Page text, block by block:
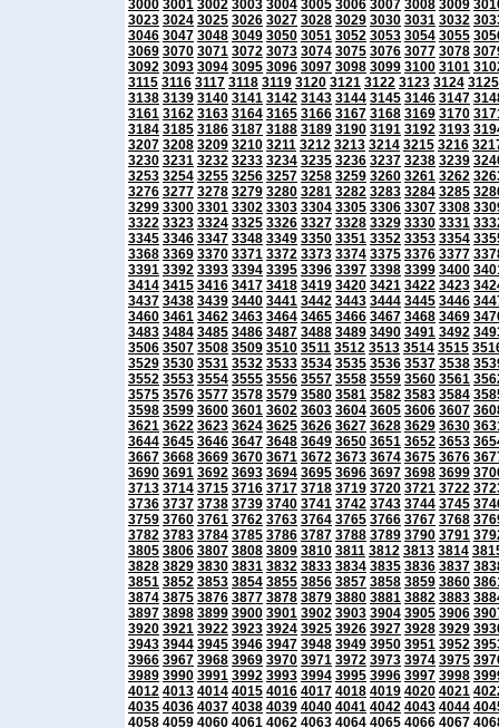
3000 3001 3002 3003 3004 3005 3006 3007 3008 3009
3023 3024 3025 3026 3027 3028 3029 3030 3031 3032
3046 3047 3048 3049 3050 3051 3052 3053 3054 3055
3069 3070 3071 3072 3073 3074 3075 3076 3077 3078
3092 3093 3094 3095 3096 3097 3098 3099 3100 3101
3115 3116 3117 3118 3119 3120 3121 3122 3123 3124 3125
3138 3139 3140 3141 3142 3143 3144 3145 3146 3147
3161 3162 3163 3164 3165 3166 3167 3168 3169 3170
3184 3185 3186 3187 3188 3189 3190 3191 3192 3193
3207 3208 3209 3210 3211 3212 3213 3214 3215 3216
3230 3231 3232 3233 3234 3235 3236 3237 3238 3239
3253 3254 3255 3256 3257 3258 3259 3260 3261 3262
3276 3277 3278 3279 3280 3281 3282 3283 3284 3285
3299 3300 3301 3302 3303 3304 3305 3306 3307 3308
3322 3323 3324 3325 3326 3327 3328 3329 3330 3331
3345 3346 3347 3348 3349 3350 3351 3352 3353 3354
3368 3369 3370 3371 3372 3373 3374 3375 3376 3377
3391 3392 3393 3394 3395 3396 3397 3398 3399 3400
3414 3415 3416 3417 3418 3419 3420 3421 3422 3423
3437 3438 3439 3440 3441 3442 3443 3444 3445 3446
3460 3461 3462 3463 3464 3465 3466 3467 3468 3469
3483 3484 3485 3486 3487 3488 3489 3490 3491 3492
3506 3507 3508 3509 3510 3511 3512 3513 3514 3515
3529 3530 3531 3532 3533 3534 3535 3536 3537 3538
3552 3553 3554 3555 3556 3557 3558 3559 3560 3561
3575 3576 3577 3578 3579 3580 3581 3582 3583 3584
3598 3599 3600 3601 3602 3603 3604 3605 3606 3607
3621 3622 3623 3624 3625 3626 3627 3628 3629 3630
3644 3645 3646 3647 3648 3649 3650 3651 3652 3653
3667 3668 3669 3670 3671 3672 3673 3674 3675 3676
3690 3691 3692 3693 3694 3695 3696 3697 3698 3699
3713 3714 3715 3716 3717 3718 3719 3720 3721 3722
3736 3737 3738 3739 3740 3741 3742 3743 3744 3745
3759 3760 3761 3762 3763 3764 3765 3766 3767 3768
3782 3783 3784 3785 3786 3787 3788 3789 3790 3791
3805 3806 3807 3808 3809 3810 3811 3812 3813 3814
3828 3829 3830 3831 3832 3833 3834 3835 3836 3837
3851 3852 3853 3854 3855 3856 3857 3858 3859 3860
3874 3875 3876 3877 3878 3879 3880 3881 3882 3883
3897 3898 3899 3900 3901 3902 3903 3904 3905 3906
3920 3921 3922 3923 3924 3925 3926 3927 3928 3929
3943 3944 3945 3946 3947 3948 3949 3950 3951 3952
3966 3967 3968 3969 3970 3971 3972 3973 3974 3975
3989 3990 3991 3992 3993 3994 3995 3996 3997 3998
4012 4013 4014 4015 4016 4017 4018 4019 4020 4021
4035 4036 4037 4038 4039 4040 4041 4042 4043 4044
4058 4059 4060 4061 4062 4063 4064 4065 4066 4067